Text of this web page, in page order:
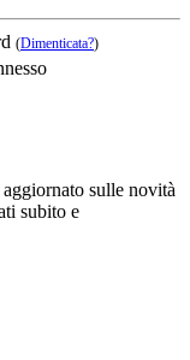
(Dimenticata?)
sulle novità
subito e